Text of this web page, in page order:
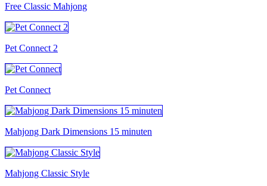
Free Classic Mahjong
Pet Connect 2
Pet Connect
Mahjong Dark Dimensions 15 minuten
Mahjong Classic Style